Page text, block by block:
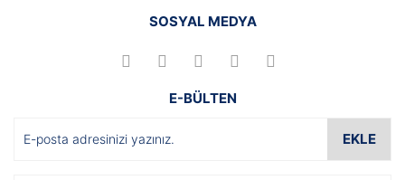
SOSYAL MEDYA
E-BÜLTEN
EKLE